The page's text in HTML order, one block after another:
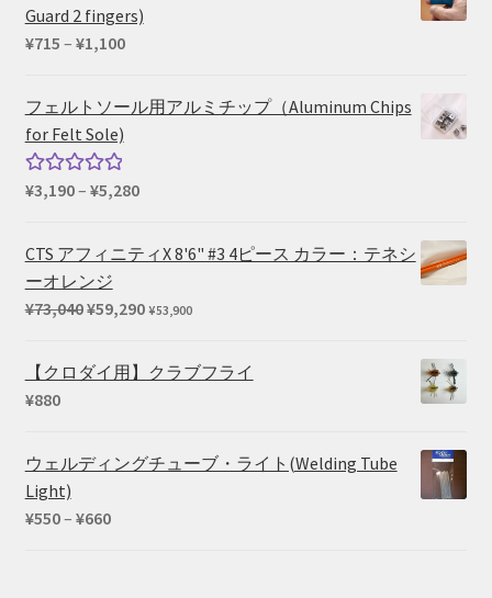
Guard 2 fingers)
¥715 – ¥1,100価
帯:
フェルトソール用アルミチップ（Aluminum Chips
for Felt Sole)
5段階中
¥3,190– ¥5,280価
帯:
CTS アフィニティX 8'6" #3 4ピース カラー：テネシ
ーオレンジ
¥73,040元
価
で
た。
¥59,290現
の
¥59,290
¥53,900
【クロダイ用】クラブフライ
¥880
ウェルディングチューブ・ライト(Welding Tube
Light)
¥550– ¥660価